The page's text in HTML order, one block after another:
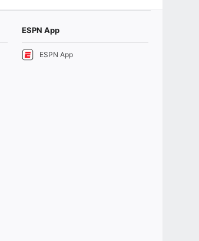
ESPN App
ESPN App